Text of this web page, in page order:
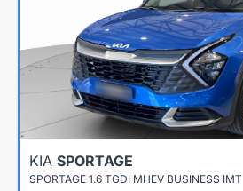
KIA SPORTAGE
SPORTAGE 1.6 TGDI MHEV BUSINESS IMT